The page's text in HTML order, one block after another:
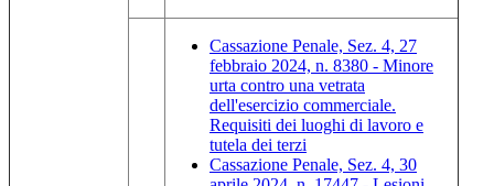
Cassazione Penale, Sez. 4, 27
febbraio 2024, n. 8380 - Minore
urta contro una vetrata
dell'esercizio commerciale.
Requisiti dei luoghi di lavoro e
tutela dei terzi
Cassazione Penale, Sez. 4, 30